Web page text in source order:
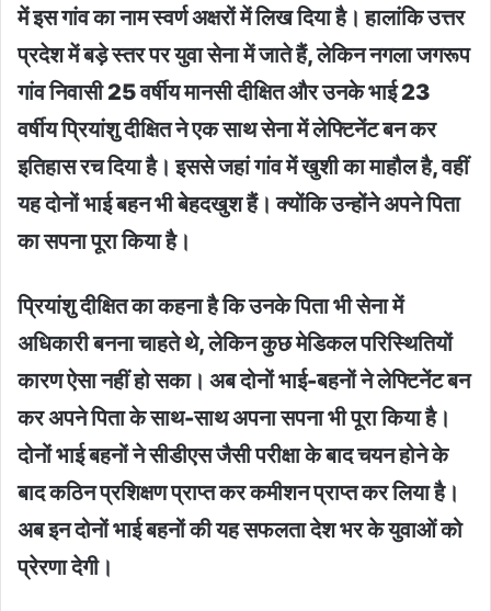
में इस गांव का नाम स्वर्ण अक्षरों में लिख दिया है। हालांकि उत्तर
प्रदेश में बड़े स्तर पर युवा सेना में जाते हैं, लेकिन नगला जगरूप
गांव निवासी 25 वर्षीय मानसी दीक्षित और उनके भाई 23
वर्षीय प्रियांशु दीक्षित ने एक साथ सेना में लेफ्टिनेंट बन कर
इतिहास रच दिया है। इससे जहां गांव में खुशी का माहौल है, वहीं
यह दोनों भाई बहन भी बेहदखुश हैं। क्योंकि उन्होंने अपने पिता
का सपना पूरा किया है।
प्रियांशु दीक्षित का कहना है कि उनके पिता भी सेना में
अधिकारी बनना चाहते थे, लेकिन कुछ मेडिकल परिस्थितियों
कारण ऐसा नहीं हो सका। अब दोनों भाई-बहनों ने लेफ्टिनेंट बन
कर अपने पिता के साथ-साथ अपना सपना भी पूरा किया है।
दोनों भाई बहनों ने सीडीएस जैसी परीक्षा के बाद चयन होने के
बाद कठिन प्रशिक्षण प्राप्त कर कमीशन प्राप्त कर लिया है।
अब इन दोनों भाई बहनों की यह सफलता देश भर के युवाओं को
प्रेरणा देगी।